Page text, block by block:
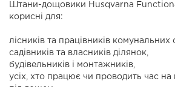
Штани-дощовики Husqvarna
корисні для:
лісників та працівників комунальних
садівників та власників ділянок,
будівельників і монтажників,
усіх, хто працює чи проводить час на